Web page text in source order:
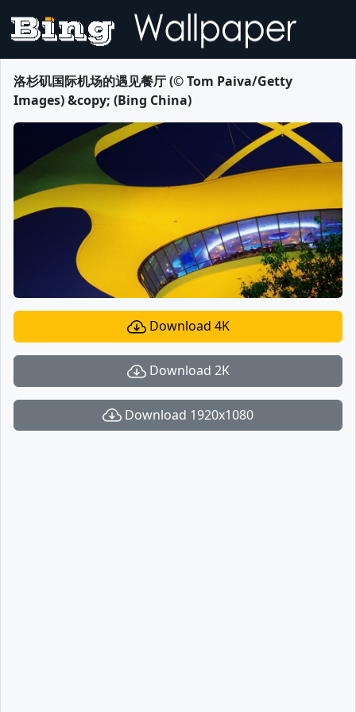
洛杉矶国际机场的遇见餐厅 (© Tom Paiva/Getty
Images) &copy; (Bing China)
Download 4K
Download 2K
Download 1920x1080